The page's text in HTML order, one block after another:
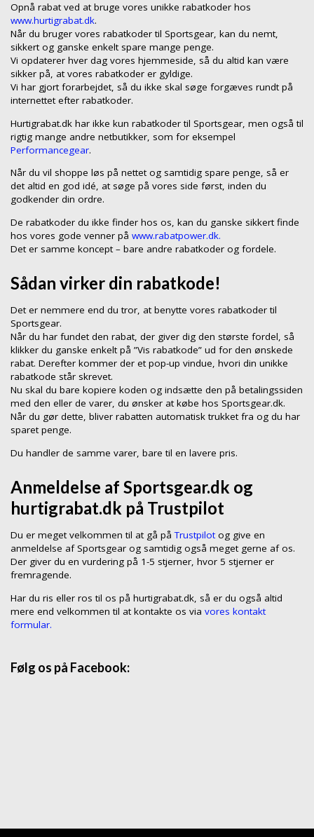
Opnå rabat ved at bruge vores unikke rabatkoder hos
www.hurtigrabat.dk.
Når du bruger vores rabatkoder til Sportsgear, kan du nemt,
sikkert og ganske enkelt spare mange penge.
Vi opdaterer hver dag vores hjemmeside, så du altid kan være
sikker på, at vores rabatkoder er gyldige.
Vi har gjort forarbejdet, så du ikke skal søge forgæves rundt på
internettet efter rabatkoder.
Hurtigrabat.dk har ikke kun rabatkoder til Sportsgear, men også til
rigtig mange andre netbutikker, som for eksempel
Performancegear.
Når du vil shoppe løs på nettet og samtidig spare penge, så er
det altid en god idé, at søge på vores side først, inden du
godkender din ordre.
De rabatkoder du ikke finder hos os, kan du ganske sikkert finde
hos vores gode venner på www.rabatpower.dk.
Det er samme koncept – bare andre rabatkoder og fordele.
Sådan virker din rabatkode!
Det er nemmere end du tror, at benytte vores rabatkoder til
Sportsgear.
Når du har fundet den rabat, der giver dig den største fordel, så
klikker du ganske enkelt på ”Vis rabatkode” ud for den ønskede
rabat. Derefter kommer der et pop-up vindue, hvori din unikke
rabatkode står skrevet.
Nu skal du bare kopiere koden og indsætte den på betalingssiden
med den eller de varer, du ønsker at købe hos Sportsgear.dk.
Når du gør dette, bliver rabatten automatisk trukket fra og du har
sparet penge.
Du handler de samme varer, bare til en lavere pris.
Anmeldelse af Sportsgear.dk og
hurtigrabat.dk på Trustpilot
Du er meget velkommen til at gå påTrustpilotog give en
anmeldelse af Sportsgear og samtidig også meget gerne af os.
Der giver du en vurdering på 1-5 stjerner, hvor 5 stjerner er
fremragende.
Har du ris eller ros til os på hurtigrabat.dk, så er du også altid
mere end velkommen til at kontakte os via vores kontakt
formular.
Følg os på Facebook: